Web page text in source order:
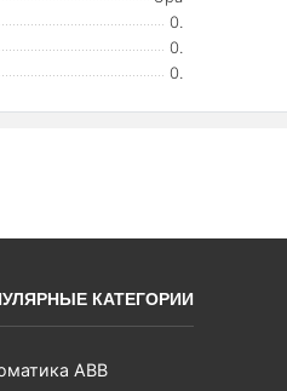
0.
0.
0.
КАТЕГОРИИ
ABB